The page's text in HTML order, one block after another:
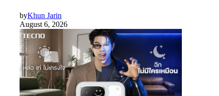
byKhun Jarin
August 6, 2026